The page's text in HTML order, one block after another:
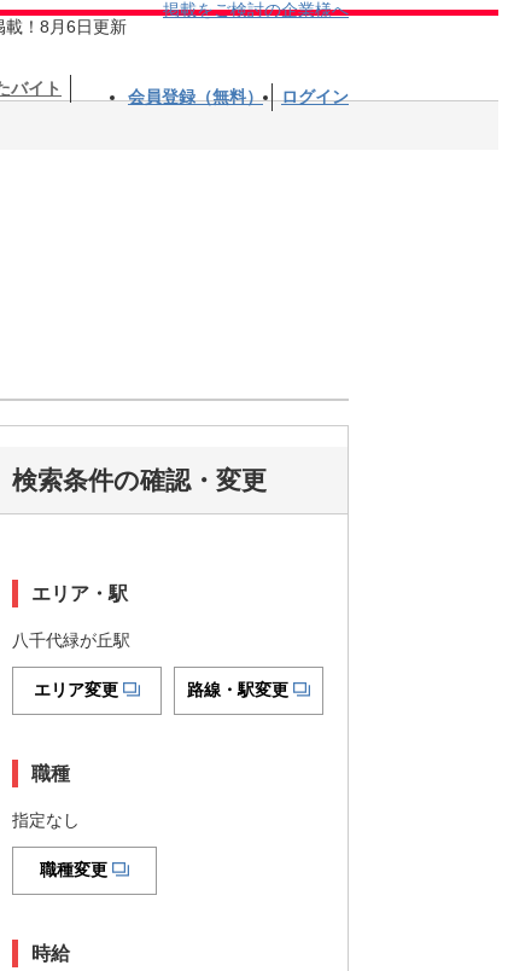
載！8月6日更新
掲載をご検討の企業様へ
バイト 会員登録（無料） ログイン
検索条件の確認・変更
エリア・駅
八千代緑が丘駅
エリア変更 路線・駅変更
職種
指定なし
職種変更
時給